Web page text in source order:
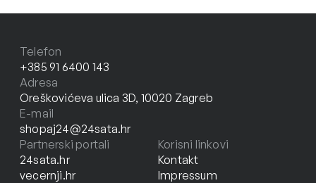
Telefon
+385 91 6400 143
Adresa
Oreškovićeva ulica 3D, 10020 Zagreb
E-mail
shopaj24@24sata.hr
Partnerski portali
24sata.hr
vecernji.hr
Korisni linkovi
Kontakt
Impressum